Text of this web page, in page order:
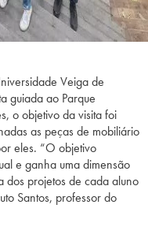
Veiga de
guiada ao Parque
o objetivo da visita foi
as peças de mobiliário
eles. “O objetivo
e ganha uma dimensão
dos projetos de cada aluno
Santos, professor do